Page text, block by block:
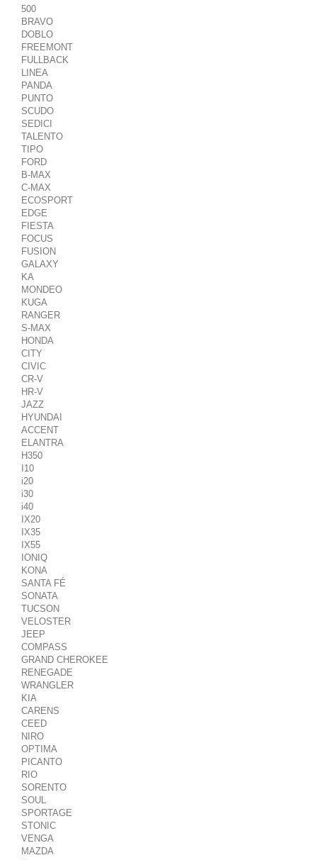
500
BRAVO
DOBLO
FREEMONT
FULLBACK
LINEA
PANDA
PUNTO
SCUDO
SEDICI
TALENTO
TIPO
FORD
B-MAX
C-MAX
ECOSPORT
EDGE
FIESTA
FOCUS
FUSION
GALAXY
KA
MONDEO
KUGA
RANGER
S-MAX
HONDA
CITY
CIVIC
CR-V
HR-V
JAZZ
HYUNDAI
ACCENT
ELANTRA
H350
I10
i20
i30
i40
IX20
IX35
IX55
IONIQ
KONA
SANTA FÉ
SONATA
TUCSON
VELOSTER
JEEP
COMPASS
GRAND CHEROKEE
RENEGADE
WRANGLER
KIA
CARENS
CEED
NIRO
OPTIMA
PICANTO
RIO
SORENTO
SOUL
SPORTAGE
STONIC
VENGA
MAZDA